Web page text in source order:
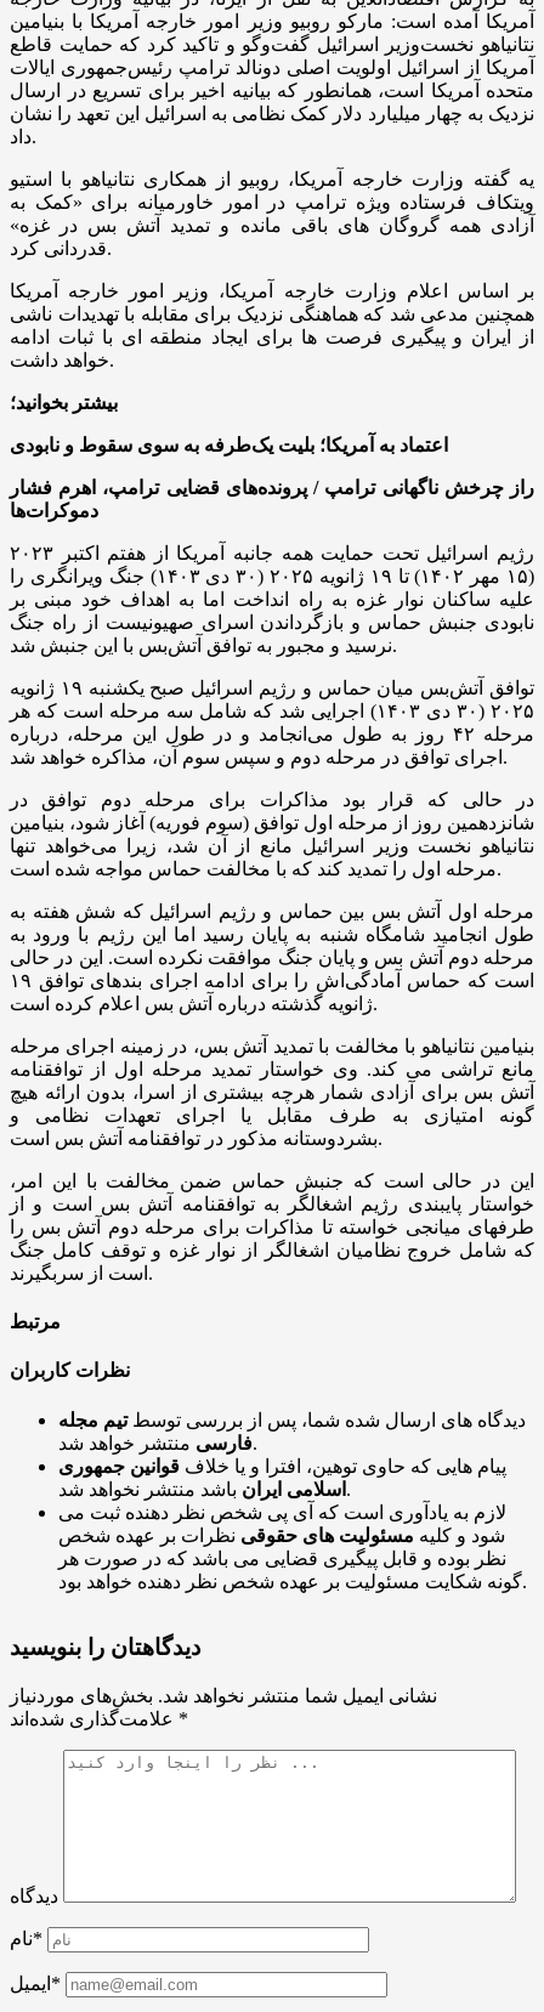
آمریکا آمده است: مارکو روبیو وزیر امور خارجه آمریکا با بنیامین
نتانیاهو نخست‌وزیر اسرائیل گفت‌وگو و تاکید کرد که حمایت قاطع
آمریکا از اسرائیل اولویت اصلی دونالد ترامپ رئیس‌جمهوری ایالات
متحده آمریکا است، همانطور که بیانیه اخیر برای تسریع در ارسال
نزدیک به چهار میلیارد دلار کمک نظامی به اسرائیل این تعهد را نشان
داد.
یه گفته وزارت خارجه آمریکا، روبیو از همکاری نتانیاهو با استیو
ویتکاف فرستاده ویژه ترامپ در امور خاورمیانه برای «کمک به
آزادی همه گروگان های باقی مانده و تمدید آتش بس در غزه»
قدردانی کرد.
بر اساس اعلام وزارت خارجه آمریکا، وزیر امور خارجه آمریکا
همچنین مدعی شد که هماهنگی نزدیک برای مقابله با تهدیدات ناشی
از ایران و پیگیری فرصت ها برای ایجاد منطقه ای با ثبات ادامه
خواهد داشت.
بیشتر بخوانید؛
راز چرخش ناگهانی ترامپ / پرونده‌های قضایی ترامپ، اهرم فشار
رژیم اسرائیل تحت حمایت همه جانبه آمریکا از هفتم اکتبر ۲۰۲۳
(۱۵ مهر ۱۴۰۲) تا ۱۹ ژانویه ۲۰۲۵ (۳۰ دی ۱۴۰۳) جنگ ویرانگری را
علیه ساکنان نوار غزه به راه انداخت اما به اهداف خود مبنی بر
نابودی جنبش حماس و بازگرداندن اسرای صهیونیست از راه جنگ
نرسید و مجبور به توافق آتش‌بس با این جنبش شد.
توافق آتش‌بس میان حماس و رژیم اسرائیل صبح یکشنبه ۱۹ ژانویه
۲۰۲۵ (۳۰ دی ۱۴۰۳) اجرایی شد که شامل سه مرحله است که هر
مرحله ۴۲ روز به طول می‌انجامد و در طول این مرحله، درباره
اجرای توافق در مرحله دوم و سپس سوم آن، مذاکره خواهد شد.
در حالی که قرار بود مذاکرات برای مرحله دوم توافق در
شانزدهمین روز از مرحله اول توافق (سوم فوریه) آغاز شود، بنیامین
نتانیاهو نخست وزیر اسرائیل مانع از آن شد، زیرا می‌خواهد تنها
مرحله اول را تمدید کند که با مخالفت حماس مواجه شده است.
مرحله اول آتش بس بین حماس و رژیم اسرائیل که شش هفته به
طول انجامید شامگاه شنبه به پایان رسید اما این رژیم با ورود به
مرحله دوم آتش بس و پایان جنگ موافقت نکرده است. این در حالی
است که حماس آمادگی‌اش را برای ادامه اجرای بندهای توافق ۱۹
ژانویه گذشته درباره آتش بس اعلام کرده است.
بنیامین نتانیاهو با مخالفت با تمدید آتش بس، در زمینه اجرای مرحله
مانع تراشی می کند. وی خواستار تمدید مرحله اول از توافقنامه
آتش بس برای آزادی شمار هرچه بیشتری از اسرا، بدون ارائه هیچ
گونه امتیازی به طرف مقابل یا اجرای تعهدات نظامی و
بشردوستانه مذکور در توافقنامه آتش بس است.
این در حالی است که جنبش حماس ضمن مخالفت با این امر،
خواستار پایبندی رژیم اشغالگر به توافقنامه آتش بس است و از
طرفهای میانجی خواسته تا مذاکرات برای مرحله دوم آتش بس را
که شامل خروج نظامیان اشغالگر از نوار غزه و توقف کامل جنگ
است از سربگیرند.
مرتبط
نظرات کاربران
دیدگاه های ارسال شده شما، پس از بررسی توسطتیم مجله
فارسیمنتشر خواهد شد.
پیام هایی که حاوی توهین، افترا و یا خلاف قوانین جمهوری
اسلامی ایران باشد منتشر نخواهد شد.
لازم به یادآوری است که آی پی شخص نظر دهنده ثبت می
شود و کلیه مسئولیت های حقوقی نظرات بر عهده شخص
نظر بوده و قابل پیگیری قضایی می باشد که در صورت هر
گونه شکایت مسئولیت بر عهده شخص نظر دهنده خواهد بود.
دیدگاهتان را بنویسید
نشانی ایمیل شما منتشر نخواهد شد. بخش‌های موردنیاز
*
دیدگاه
نام*
ایمیل*